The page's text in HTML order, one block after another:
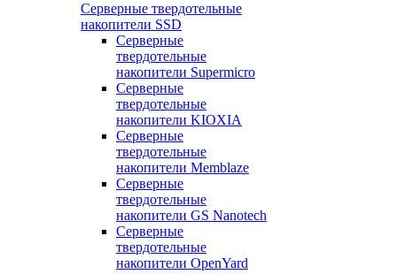
Серверные твердотельные
накопители SSD
Cерверные
твердотельные
накопители Supermicro
Cерверные
твердотельные
накопители KIOXIA
Cерверные
твердотельные
накопители Memblaze
Cерверные
твердотельные
накопители GS Nanotech
Серверные
твердотельные
накопители OpenYard